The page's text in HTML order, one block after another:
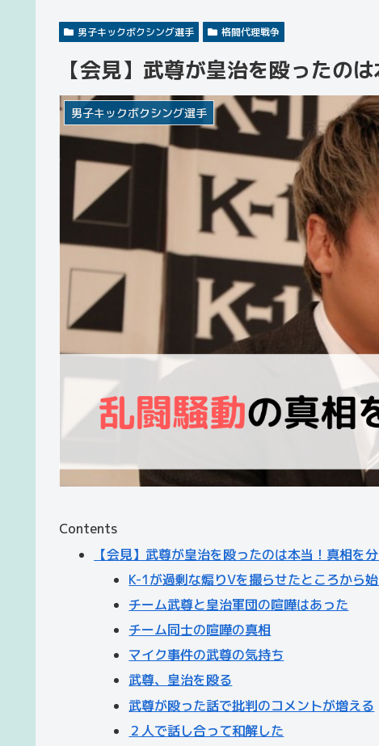
男子キックボクシング選手 格闘代理戦争
【会見】武尊が皇治を殴ったの
男子キックボクシング選手
Contents
【会見】武尊が皇治を殴ったのは本当！真相を
K-1が過剰な煽りVを撮らせたところから
チーム武尊と皇治軍団の喧嘩はあった
チーム同士の喧嘩の真相
マイク事件の武尊の気持ち
武尊、皇治を殴る
武尊が殴った話で批判のコメントが増える
２人で話し合って和解した